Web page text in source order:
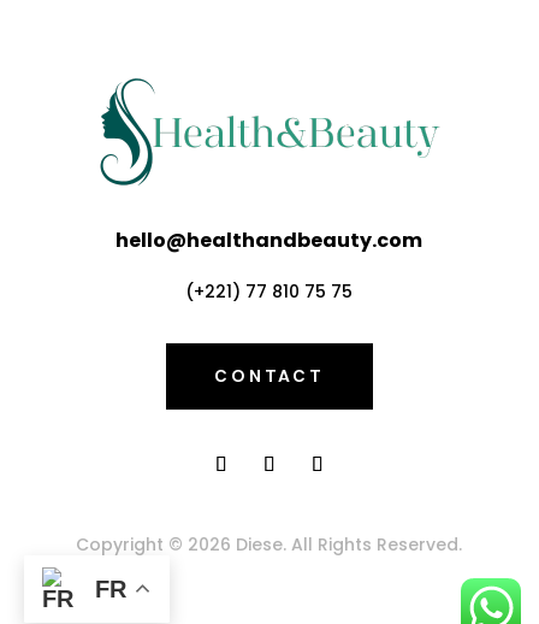
hello@healthandbeauty.com
(+221) 77 810 75 75
CONTACT
Copyright © 2026 Diese. All Rights Reserved.
FR